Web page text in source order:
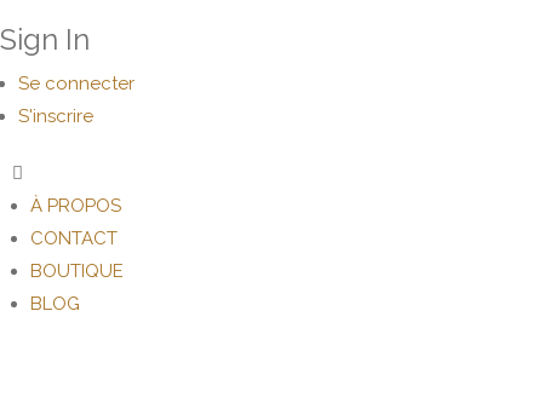
Sign In
Se connecter
S'inscrire
À PROPOS
CONTACT
BOUTIQUE
BLOG